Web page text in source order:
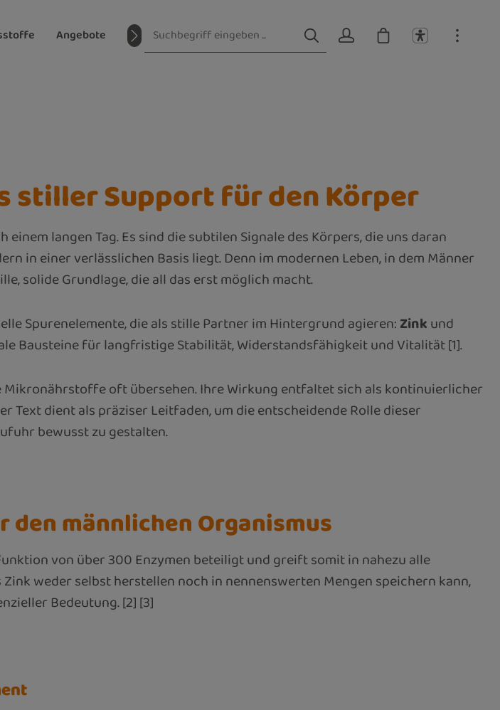
Angebote Magazin
stiller Support für den Körper
langen Tag. Es sind die subtilen Signale des Körpers, die uns daran
in einer verlässlichen Basis liegt. Denn im modernen Leben, in dem Männer
solide Grundlage, die all das erst möglich macht.
Spurenelemente, die als stille Partner im Hintergrund agieren:Zinkund
Bausteine für langfristige Stabilität, Widerstandsfähigkeit und Vitalität [1].
oft übersehen. Ihre Wirkung entfaltet sich als kontinuierlicher
dient als präziser Leitfaden, um die entscheidende Rolle dieser
bewusst zu gestalten.
den männlichen Organismus
von über 300 Enzymen beteiligt und greift somit in nahezu alle
weder selbst herstellen noch in nennenswerten Mengen speichern kann,
Bedeutung. [2] [3]